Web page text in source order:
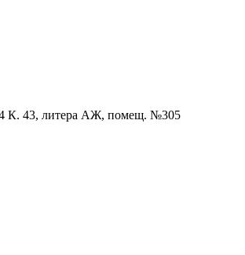
К. 43, литера АЖ, помещ. №305